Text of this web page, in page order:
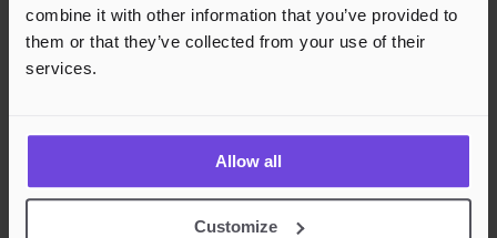
combine it with other information that you’ve provided to
them or that they’ve collected from your use of their
services.
Allow all
Customize